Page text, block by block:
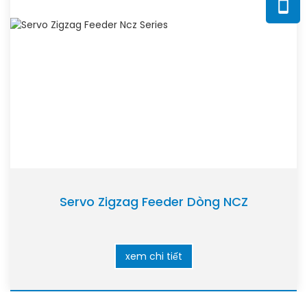
Servo Zigzag Feeder Dòng NCZ
xem chi tiết